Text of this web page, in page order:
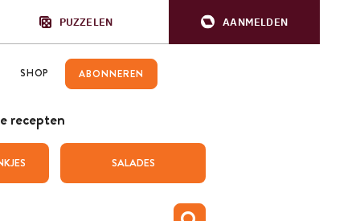
PUZZELEN AANMELDEN
SHOP ABONNEREN
recepten
SALADES